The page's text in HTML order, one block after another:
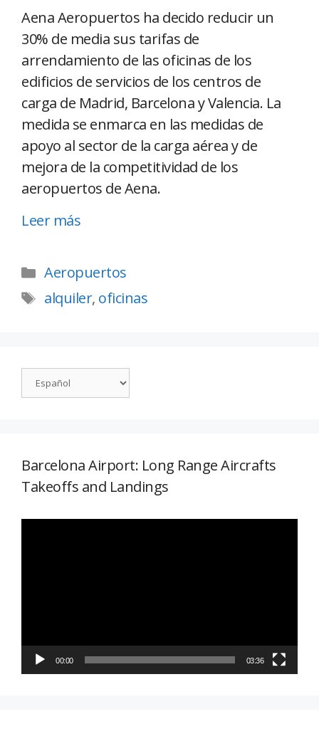
Aena Aeropuertos ha decido reducir un
30% de media sus tarifas de
arrendamiento de las oficinas de los
edificios de servicios de los centros de
carga de Madrid, Barcelona y Valencia. La
medida se enmarca en las medidas de
apoyo al sector de la carga aérea y de
mejora de la competitividad de los
aeropuertos de Aena.
Leer más
Aeropuertos
alquiler, oficinas
Barcelona Airport: Long Range Aircrafts
Takeoffs and Landings
00:00 03:36